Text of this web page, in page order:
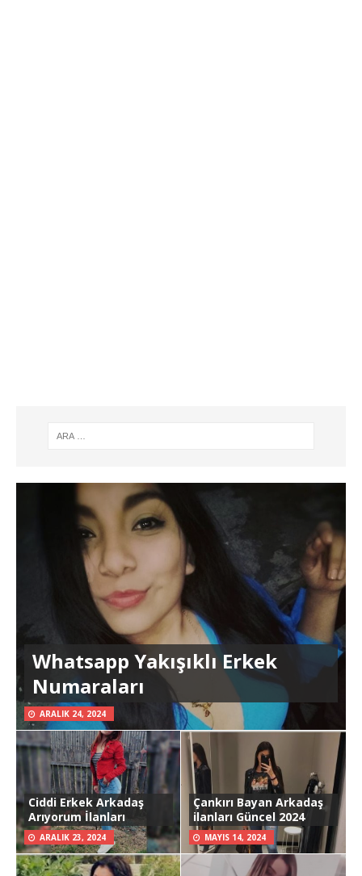
Whatsapp Yakışıklı Erkek
Numaraları
ARALIK 24, 2024
Ciddi Erkek Arkadaş
Arıyorum İlanları
ARALIK 23, 2024
Çankırı Bayan Arkadaş
ilanları Güncel 2024
MAYIS 14, 2024